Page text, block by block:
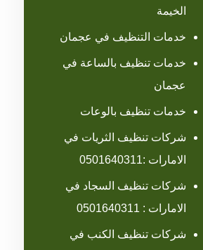
الخيمة
خدمات التنظيف في عجمان
خدمات تنظيف بالساعة في
عجمان
خدمات تنظيف بالوعات
شركات تنظيف الثريات في
الامارات :0501640311
شركات تنظيف السجاد في
الامارات : 0501640311
شركات تنظيف الكنب في